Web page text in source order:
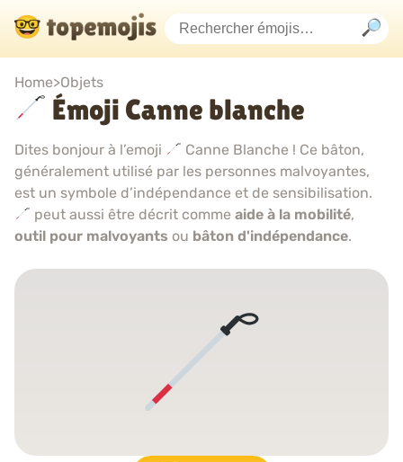
Home>Objets
Émoji Canne blanche
Dites bonjour à l’emoji
Canne Blanche ! Ce bâton,
généralement utilisé par les personnes malvoyantes,
est un symbole d’indépendance et de sensibilisation.
peut aussi être décrit commeaide à la mobilité,
outil pour malvoyants ou bâton d'indépendance.